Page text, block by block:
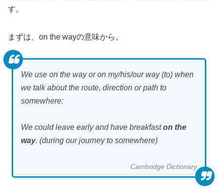
す。
まずは、on the wayの意味から。
We use on the wayoron my/his/our way (to) when
we talk about the route, direction or path to
somewhere:
We could leave early and have breakfaston the
way. (during our journey to somewhere)
Cambridge Dictionary